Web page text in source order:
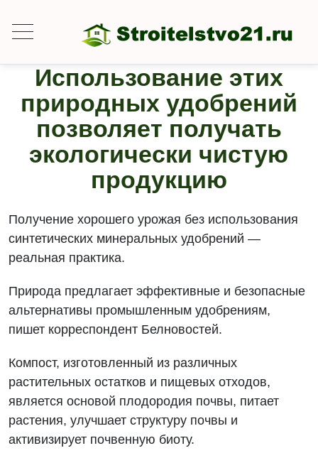
Использование этих
природных удобрений
позволяет получать
экологически чистую
продукцию
Получение хорошего урожая без использования
синтетических минеральных удобрений —
реальная практика.
Природа предлагает эффективные и безопасные
альтернативы промышленным удобрениям,
пишет корреспондент Белновостей.
Компост, изготовленный из различных
растительных остатков и пищевых отходов,
является основой плодородия почвы, питает
растения, улучшает структуру почвы и
активизирует почвенную биоту.